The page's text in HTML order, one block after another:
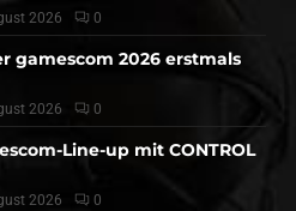
2026 0
gamescom 2026 erstmals
2026 0
Line-up mit CONTROL
2026 0